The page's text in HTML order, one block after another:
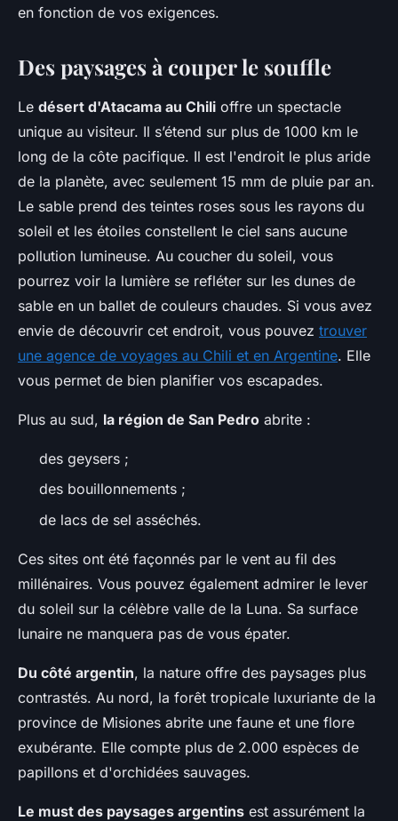
en fonction de vos exigences.
Des paysages à couper le souffle
Le désert d'Atacama au Chili offre un spectacle
unique au visiteur. Il s’étend sur plus de 1000 km le
long de la côte pacifique. Il est l'endroit le plus aride
de la planète, avec seulement 15 mm de pluie par an.
Le sable prend des teintes roses sous les rayons du
soleil et les étoiles constellent le ciel sans aucune
pollution lumineuse. Au coucher du soleil, vous
pourrez voir la lumière se refléter sur les dunes de
sable en un ballet de couleurs chaudes. Si vous avez
envie de découvrir cet endroit, vous pouvez trouver
une agence de voyages au Chili et en Argentine. Elle
vous permet de bien planifier vos escapades.
Plus au sud, la région de San Pedro abrite :
des geysers ;
des bouillonnements ;
de lacs de sel asséchés.
Ces sites ont été façonnés par le vent au fil des
millénaires. Vous pouvez également admirer le lever
du soleil sur la célèbre valle de la Luna. Sa surface
lunaire ne manquera pas de vous épater.
Du côté argentin, la nature offre des paysages plus
contrastés. Au nord, la forêt tropicale luxuriante de la
province de Misiones abrite une faune et une flore
exubérante. Elle compte plus de 2.000 espèces de
papillons et d'orchidées sauvages.
Le must des paysages argentins est assurément la